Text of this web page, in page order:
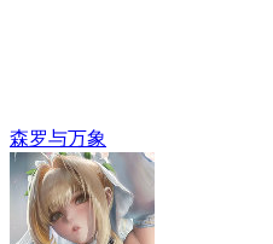
森罗与万象